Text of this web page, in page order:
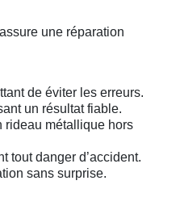
une réparation
de éviter les erreurs.
un résultat fiable.
rideau métallique hors
tout danger d’accident.
sans surprise.